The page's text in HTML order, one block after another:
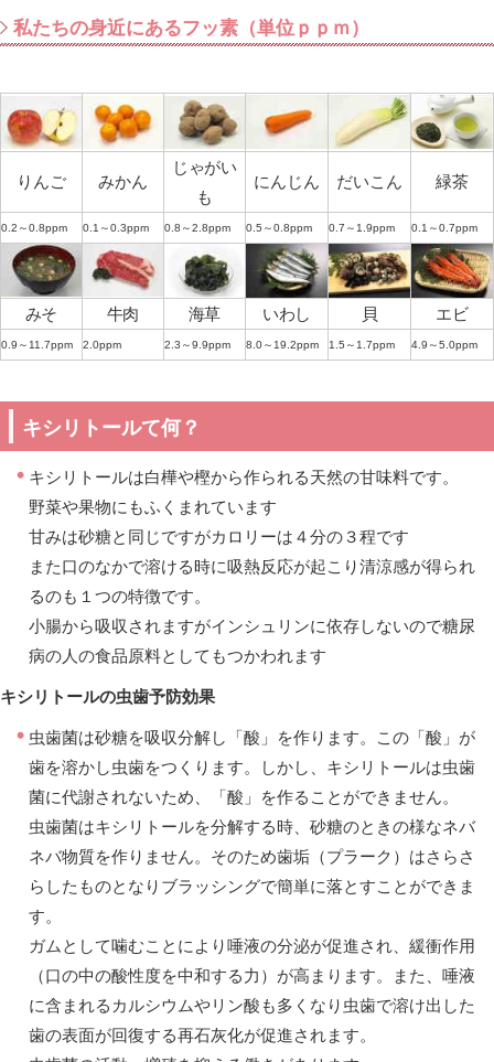
私たちの身近にあるフッ素（単位ｐｐｍ）
りんご みかん
じゃがい
も
にんじん だいこん 緑茶
0.2～0.8ppm 0.1～0.3ppm 0.8～2.8ppm 0.5～0.8ppm 0.7～1.9ppm 0.1～0.7ppm
みそ 牛肉 海草 いわし 貝 エビ
0.9～11.7ppm 2.0ppm 2.3～9.9ppm 8.0～19.2ppm 1.5～1.7ppm 4.9～5.0ppm
キシリトールて何？
キシリトールは白樺や樫から作られる天然の甘味料です。
野菜や果物にもふくまれています
甘みは砂糖と同じですがカロリーは４分の３程です
また口のなかで溶ける時に吸熱反応が起こり清涼感が得られ
るのも１つの特徴です。
小腸から吸収されますがインシュリンに依存しないので糖尿
病の人の食品原料としてもつかわれます
キシリトールの虫歯予防効果
虫歯菌は砂糖を吸収分解し「酸」を作ります。この「酸」が
歯を溶かし虫歯をつくります。しかし、キシリトールは虫歯
菌に代謝されないため、「酸」を作ることができません。
虫歯菌はキシリトールを分解する時、砂糖のときの様なネバ
ネバ物質を作りません。そのため歯垢（プラーク）はさらさ
らしたものとなりブラッシングで簡単に落とすことができま
す。
ガムとして噛むことにより唾液の分泌が促進され、緩衝作用
（口の中の酸性度を中和する力）が高まります。また、唾液
に含まれるカルシウムやリン酸も多くなり虫歯で溶け出した
歯の表面が回復する再石灰化が促進されます。